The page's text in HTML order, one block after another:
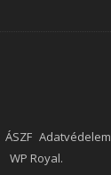
ÁSZF Adatvédelem
WP Royal.